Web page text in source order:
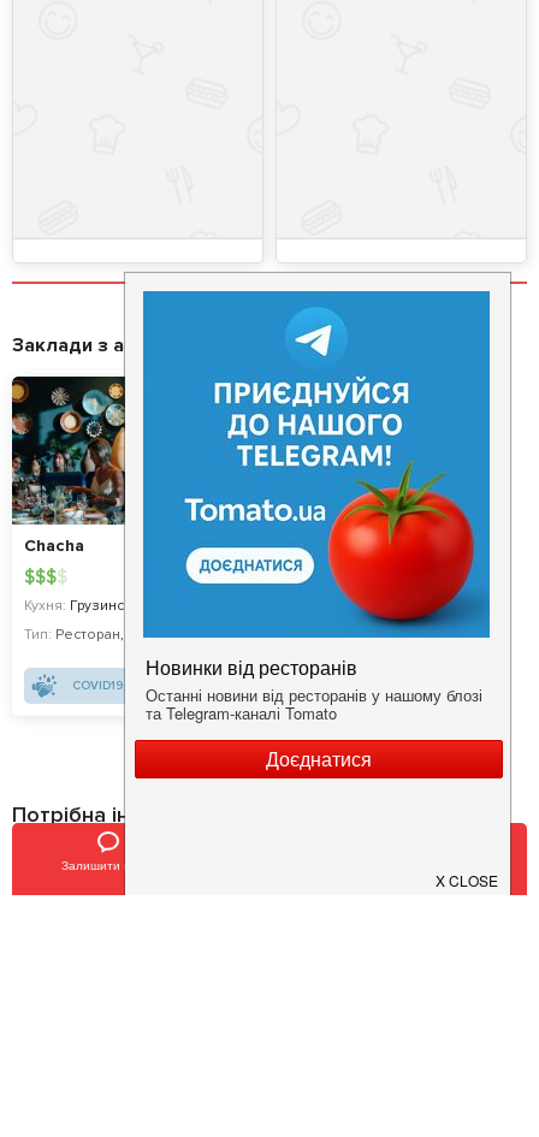
Залишити відгук
Заклади з акціями
Chacha
Кухня: Грузинська, Сучасна
Тип: Ресторан, Івент-локація
$$$$
COVID19 - SAFE
Потрібна інформація про заклад?
Завантажуйте додаток!